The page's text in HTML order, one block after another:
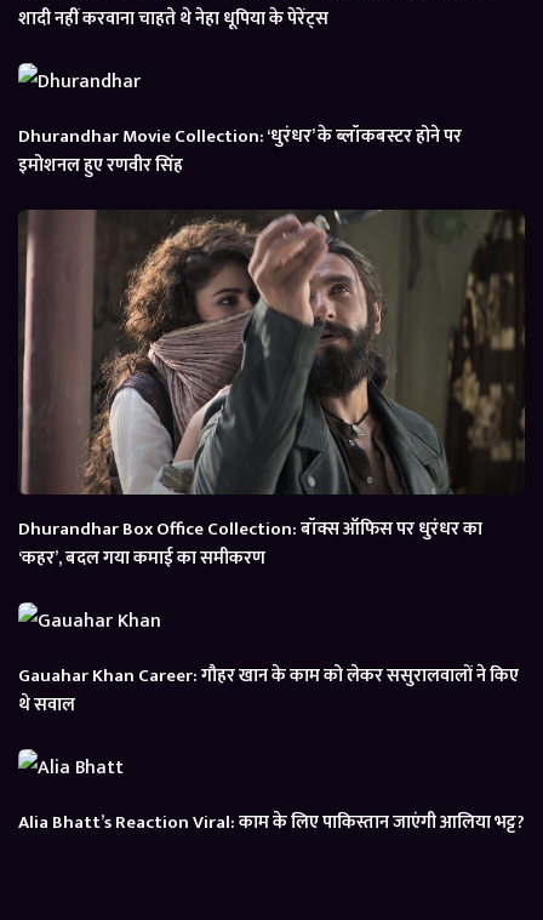
शादी नहीं करवाना चाहते थे नेहा धूपिया के पेरेंट्स
Dhurandhar Movie Collection: ‘धुरंधर’ के ब्लॉकबस्टर होने पर
इमोशनल हुए रणवीर सिंह
Dhurandhar Box Office Collection: बॉक्स ऑफिस पर धुरंधर का
‘कहर’, बदल गया कमाई का समीकरण
Gauahar Khan Career: गौहर खान के काम को लेकर ससुरालवालों ने किए
थे सवाल
Alia Bhatt’s Reaction Viral: काम के लिए पाकिस्तान जाएंगी आलिया भट्ट?